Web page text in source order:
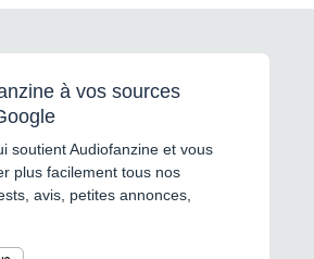
à vos sources
soutient Audiofanzine et vous
plus facilement tous nos
avis, petites annonces,